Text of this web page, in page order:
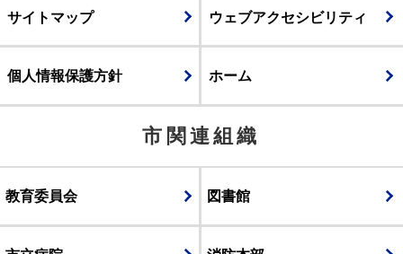
サイトマップ ウェブアクセシビリティ
個人情報保護方針 ホーム
市関連組織
教育委員会 図書館